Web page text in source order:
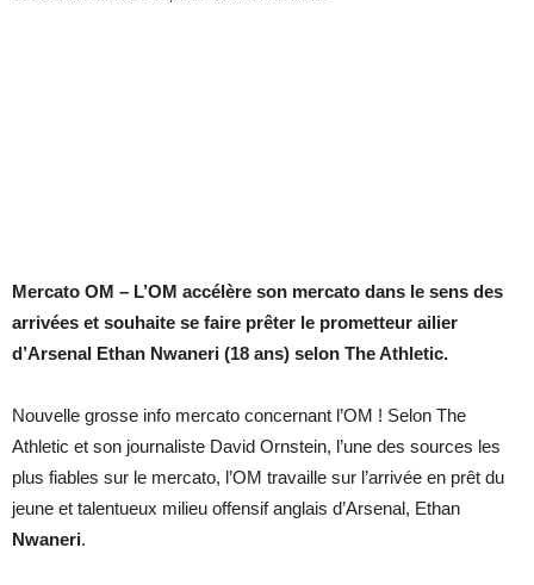
Mercato OM – L’OM accélère son mercato dans le sens des
arrivées et souhaite se faire prêter le prometteur ailier
d’Arsenal Ethan Nwaneri (18 ans) selon The Athletic.
Nouvelle grosse info mercato concernant l’OM ! Selon The
Athletic et son journaliste David Ornstein, l’une des sources les
plus fiables sur le mercato, l’OM travaille sur l’arrivée en prêt du
jeune et talentueux milieu offensif anglais d’Arsenal, Ethan
Nwaneri.